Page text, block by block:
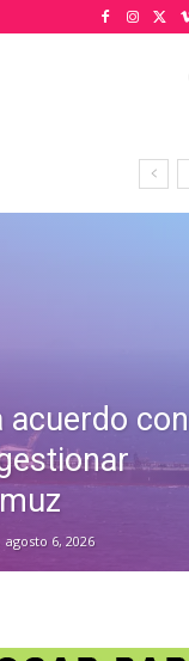
acuerdo con
agosto 6, 2026